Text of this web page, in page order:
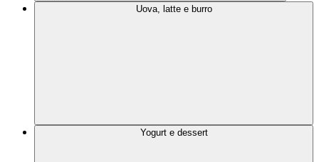
Uova, latte e burro
Yogurt e dessert